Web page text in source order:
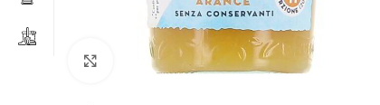
Clicca per ingrandire